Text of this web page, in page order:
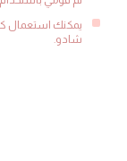
يمكنك استعمال
شادو.